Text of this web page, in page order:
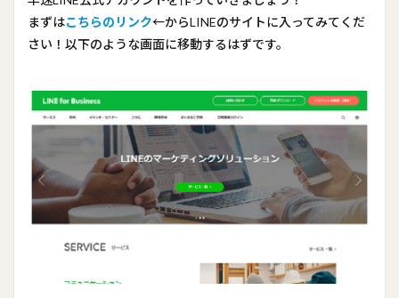
まずはこちらのリンク←からLINEのサイトに入ってみてくだ
さい！以下のような画面に移動するはずです。